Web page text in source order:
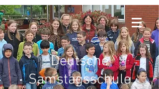
Deutsche
Samstagsschule